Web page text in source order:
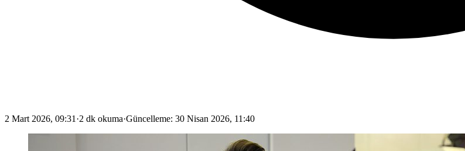
2 Mart 2026, 09:31 ·2 dk okuma·Güncelleme: 30 Nisan 2026, 11:40